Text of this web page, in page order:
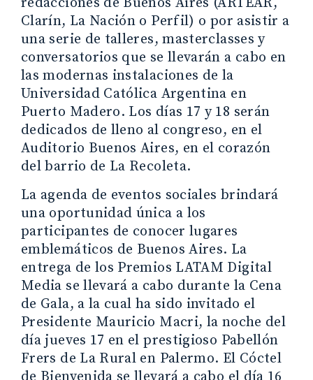
Clarín, La Nación o Perfil) o por asistir a
una serie de talleres, masterclasses y
conversatorios que se llevarán a cabo en
las modernas instalaciones de la
Universidad Católica Argentina en
Puerto Madero. Los días 17 y 18 serán
dedicados de lleno al congreso, en el
Auditorio Buenos Aires, en el corazón
del barrio de La Recoleta.
La agenda de eventos sociales brindará
una oportunidad única a los
participantes de conocer lugares
emblemáticos de Buenos Aires. La
entrega de los Premios LATAM Digital
Media se llevará a cabo durante la Cena
de Gala, a la cual ha sido invitado el
Presidente Mauricio Macri, la noche del
día jueves 17 en el prestigioso Pabellón
Frers de La Rural en Palermo. El Cóctel